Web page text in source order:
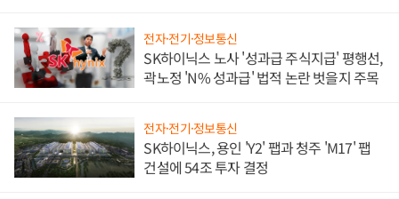
전자·전기·정보통신
SK하이닉스 노사 '성과급 주식지급' 평행선,
곽노정 'N% 성과급' 법적 논란 벗을지 주목
전자·전기·정보통신
SK하이닉스, 용인 'Y2' 팹과 청주 'M17' 팹
건설에 54조 투자 결정